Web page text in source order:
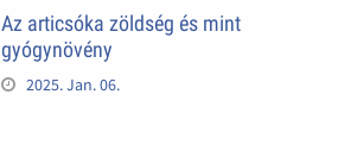
Az articsóka zöldség és mint
gyógynövény
2025. Jan. 06.